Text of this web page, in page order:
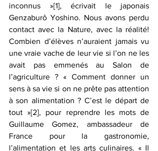
inconnus »[1], écrivait le japonais
Genzaburô Yoshino. Nous avons perdu
contact avec la Nature, avec la réalité!
Combien d’élèves n’auraient jamais vu
une vraie vache de leur vie si l’on ne les
avait pas emmenés au Salon de
l’agriculture ? « Comment donner un
sens à sa vie si on ne prête pas attention
à son alimentation ? C’est le départ de
tout »[2], pour reprendre les mots de
Guillaume Gomez, ambassadeur de
France pour la gastronomie,
l’alimentation et les arts culinaires. « Il